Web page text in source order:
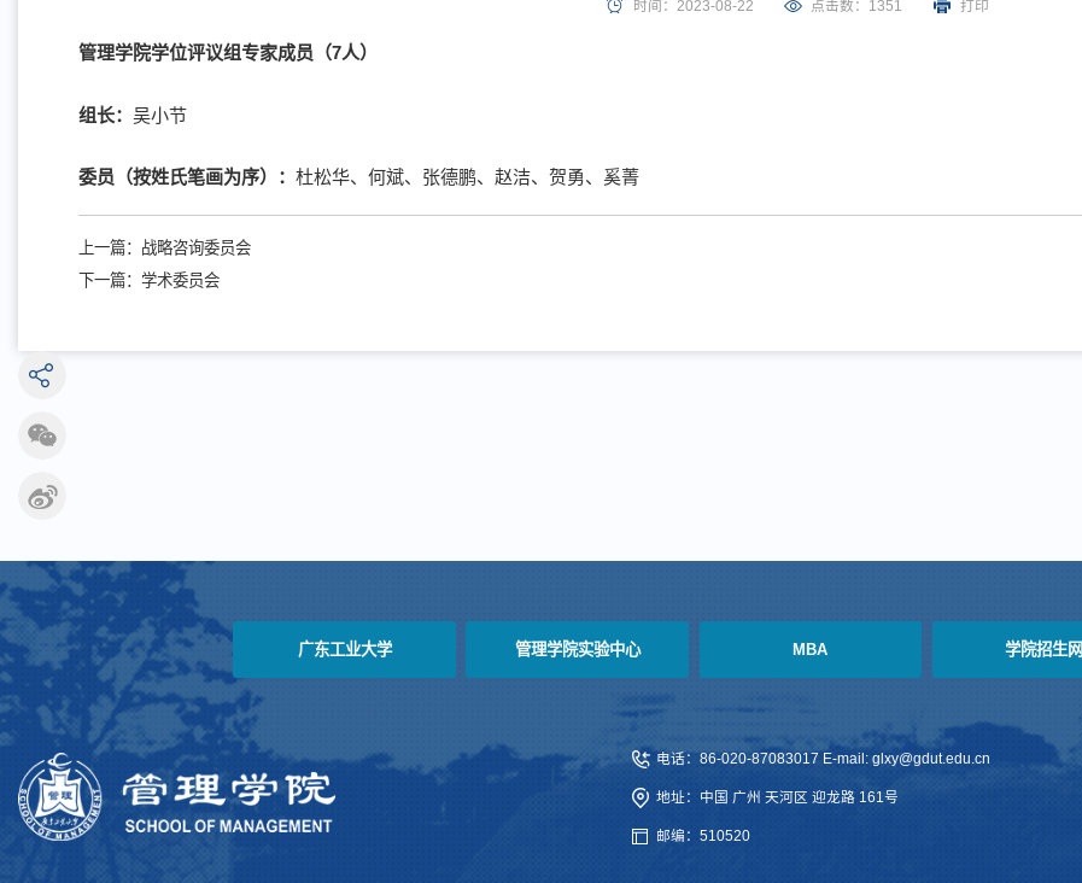
时间：2023-08-22 点击数： 1351 打印
管理学院学位评议组专家成员（7人）
组长：吴小节
委员（按姓氏笔画为序）：杜松华、何斌、张德鹏、赵洁、贺勇、奚菁
上一篇： 战略咨询委员会
下一篇：学术委员会
广东工业大学 管理学院实验中心 MBA 学院招生网
电话：86-020-87083017 E-mail: glxy@gdut.edu.cn
地址：中国 广州 天河区 迎龙路 161号
邮编：510520